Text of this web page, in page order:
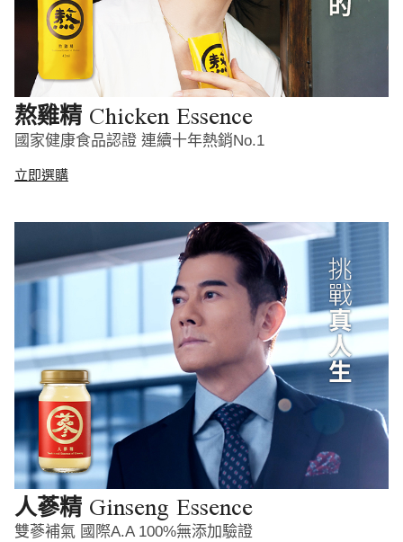
熬雞精 Chicken Essence
國家健康食品認證 連續十年熱銷No.1
立即選購
人蔘精 Ginseng Essence
雙蔘補氣 國際A.A 100%無添加驗證